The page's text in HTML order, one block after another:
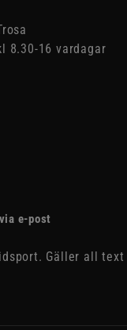
8.30-16 vardagar
e-post
Gäller all text